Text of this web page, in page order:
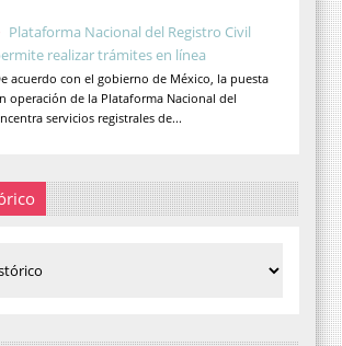
Plataforma Nacional del Registro Civil
realizar trámites en línea
acuerdo con el gobierno de México, la puesta
operación de la Plataforma Nacional del
servicios registrales de...